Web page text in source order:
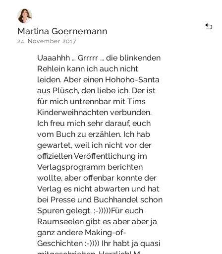
Martina Goernemann
24. November 2017
Uaaahhh … Grrrrr … die blinkenden
Rehlein kann ich auch nicht
leiden. Aber einen Hohoho-Santa
aus Plüsch, den liebe ich. Der ist
für mich untrennbar mit Tims
Kinderweihnachten verbunden.
Ich freu mich sehr darauf, euch
vom Buch zu erzählen. Ich hab
gewartet, weil ich nicht vor der
offiziellen Veröffentlichung im
Verlagsprogramm berichten
wollte, aber offenbar konnte der
Verlag es nicht abwarten und hat
bei Presse und Buchhandel schon
Spuren gelegt. :-)))))Für euch
Raumseelen gibt es aber aber ja
ganz andere Making-of-
Geschichten :-)))) Ihr habt ja quasi